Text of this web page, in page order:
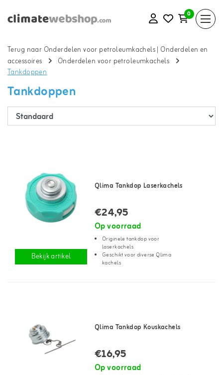
0
Terug naar Onderdelen voor petroleumkachels| Onderdelen en
accessoires
Onderdelen voor petroleumkachels
Tankdoppen
Tankdoppen
Bekijk artikel
Qlima Tankdop Laserkachels
€24,95
Op voorraad
Originele tankdop voor
laserkachels
Geschikt voor diverse Qlima
kachels
Qlima Tankdop Kouskachels
€16,95
Op voorraad